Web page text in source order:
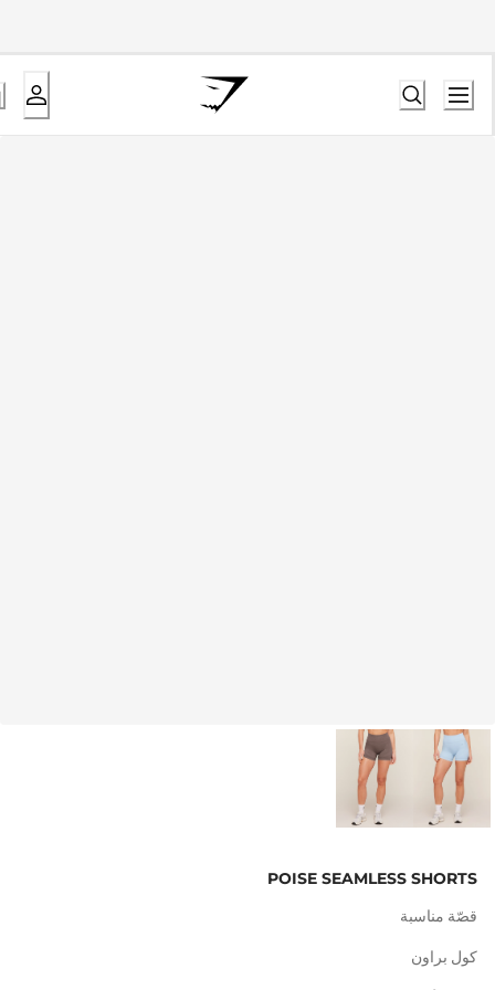
POISE SEAMLESS SHORTS
قصّة مناسبة
كول براون